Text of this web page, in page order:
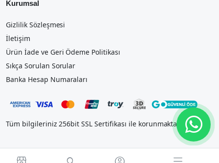
Kurumsal
Gizlilik Sözleşmesi
İletişim
Ürün İade ve Geri Ödeme Politikası
Sıkça Sorulan Sorular
Banka Hesap Numaraları
Tüm bilgileriniz 256bit SSL Sertifikası ile korunmaktadır.